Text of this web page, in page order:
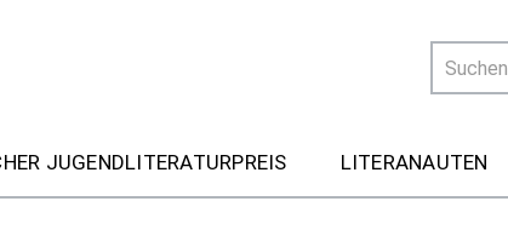
JUGENDLITERATURPREIS LITERANAUTEN